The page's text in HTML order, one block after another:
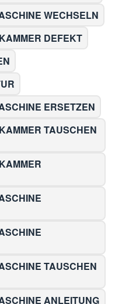
WECHSELN
DEFEKT
ERSETZEN
TAUSCHEN
TAUSCHEN
ANLEITUNG